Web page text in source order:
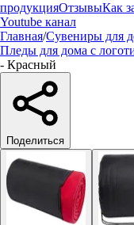
продукцияОтзывыКак
Youtube канал
Главная/Сувениры для
Пледы для дома с
- Красный
Поделиться